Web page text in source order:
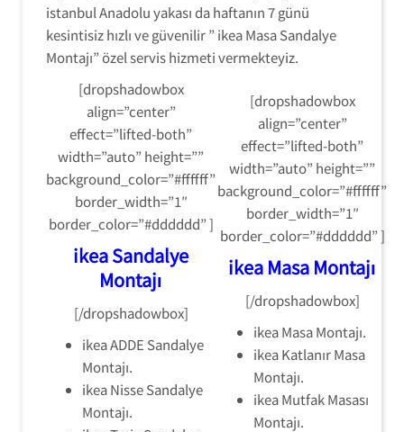
istanbul Anadolu yakası da haftanın 7 günü
kesintisiz hızlı ve güvenilir ” ikea Masa Sandalye
Montajı” özel servis hizmeti vermekteyiz.
[dropshadowbox
align=”center”
effect=”lifted-both”
width=”auto” height=””
background_color=”#ffffff”
border_width=”1″
border_color=”#dddddd” ]
ikea Sandalye
Montajı
[/dropshadowbox]
ikea ADDE Sandalye
Montajı.
ikea Nisse Sandalye
Montajı.
[dropshadowbox
align=”center”
effect=”lifted-both”
width=”auto” height=””
background_color=”#ffffff”
border_width=”1″
border_color=”#dddddd” ]
ikea Masa Montajı
[/dropshadowbox]
ikea Masa Montajı.
ikea Katlanır Masa
Montajı.
ikea Mutfak Masası
Montajı.